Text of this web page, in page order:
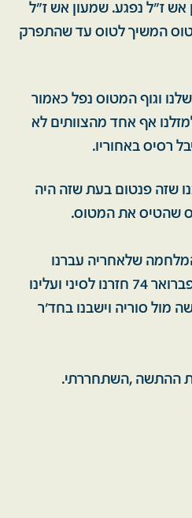
ז"ל נפגע. שמעון אש ז"ל
המשיך לטוס עד שהתפרק
וגוף המטוס נפל כאמור
למזלנו אף אחד מהצוותים לא
רסיס באחוריו.
שזה פנטום בעת שזה היה
שהטיס את המטוס.
שלאחריה עברנו
לאפריקה וישבנו בג'ניפה,בפברואר 74 חזרנו לסיני ועלינו
מול סוריה וישבנו בחד'ר